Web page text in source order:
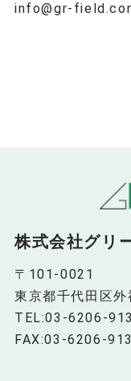
info@gr-
株式会社グリ
〒101-0021
東京都千代田区
TEL:03-6206-
FAX:03-6206-